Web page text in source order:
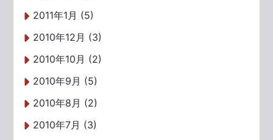
2011年1月 (5)
2010年12月 (3)
2010年10月 (2)
2010年9月 (5)
2010年8月 (2)
2010年7月 (3)